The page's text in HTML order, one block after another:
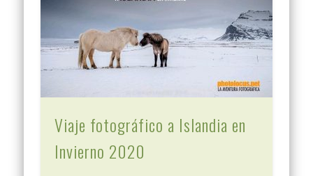
Viaje fotográfico a Islandia en
Invierno 2020